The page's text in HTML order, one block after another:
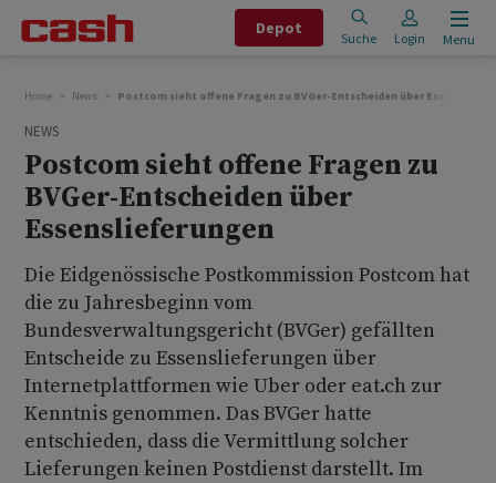
Depot
Suche Login Menu
Home News Postcom sieht offene Fragen zu BVGer-Entscheiden über
NEWS
Postcom sieht offene Fragen zu
BVGer-Entscheiden über
Essenslieferungen
Die Eidgenössische Postkommission Postcom hat
die zu Jahresbeginn vom
Bundesverwaltungsgericht (BVGer) gefällten
Entscheide zu Essenslieferungen über
Internetplattformen wie Uber oder eat.ch zur
Kenntnis genommen. Das BVGer hatte
entschieden, dass die Vermittlung solcher
Lieferungen keinen Postdienst darstellt. Im